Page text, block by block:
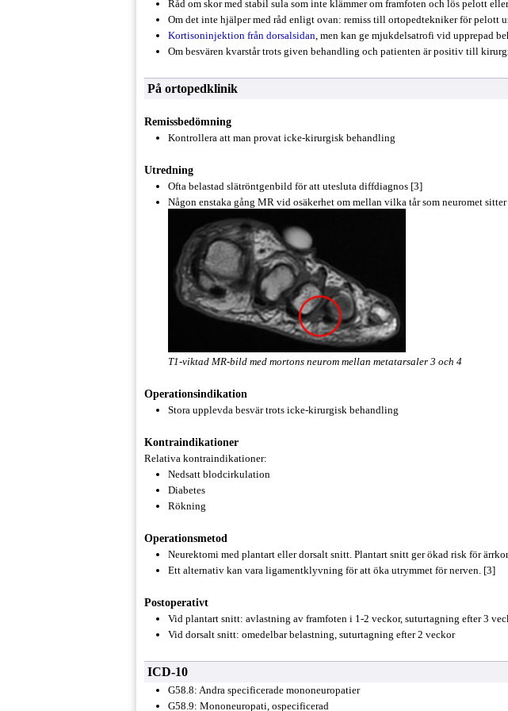
Råd om skor med stabil sula som inte klämmer om framfoten och lös pelott
Om det inte hjälper med råd enligt ovan: remiss till ortopedtekniker för pelott
Kortisoninjektion från dorsalsidan , men kan ge mjukdelsatrofi vid upprepad
Om besvären kvarstår trots given behandling och patienten är positiv till
På ortopedklinik
Remissbedömning
Kontrollera att man provat icke-kirurgisk behandling
Utredning
Ofta belastad slätröntgenbild för att utesluta diffdiagnos [3]
Någon enstaka gång MR vid osäkerhet om mellan vilka tår som neuromet sitter
T1-viktad MR-bild med mortons neurom mellan metatarsaler 3 och 4
Operationsindikation
Stora upplevda besvär trots icke-kirurgisk behandling
Kontraindikationer
Relativa kontraindikationer:
Nedsatt blodcirkulation
Diabetes
Rökning
Operationsmetod
Neurektomi med plantart eller dorsalt snitt. Plantart snitt ger ökad risk för
Ett alternativ kan vara ligamentklyvning för att öka utrymmet för nerven. [3]
Postoperativt
Vid plantart snitt: avlastning av framfoten i 1-2 veckor, suturtagning efter 3
Vid dorsalt snitt: omedelbar belastning, suturtagning efter 2 veckor
ICD-10
G58.8: Andra specificerade mononeuropatier
G58.9: Mononeuropati, ospecificerad